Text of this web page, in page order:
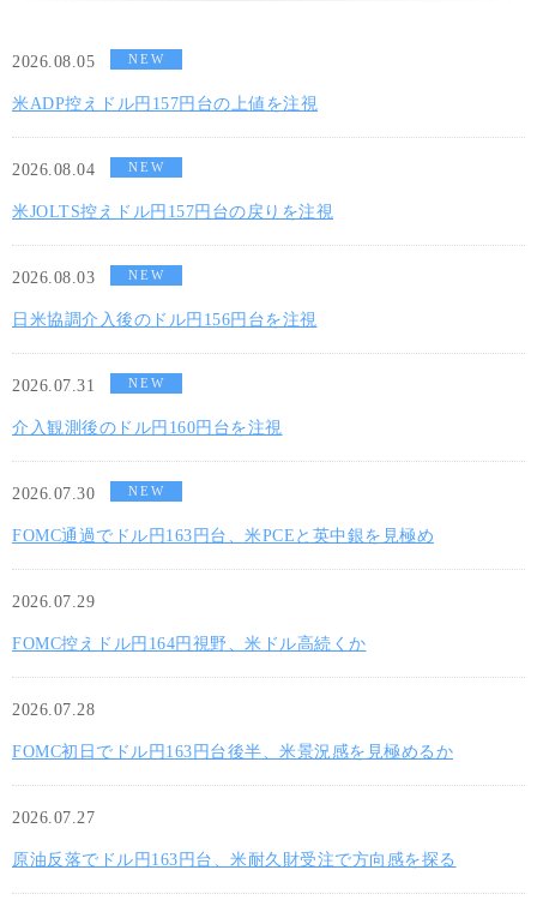
2026.08.05 NEW
米ADP控えドル円157円台の上値を注視
2026.08.04 NEW
米JOLTS控えドル円157円台の戻りを注視
2026.08.03 NEW
日米協調介入後のドル円156円台を注視
2026.07.31 NEW
介入観測後のドル円160円台を注視
2026.07.30 NEW
FOMC通過でドル円163円台、米PCEと英中銀を見極め
2026.07.29
FOMC控えドル円164円視野、米ドル高続くか
2026.07.28
FOMC初日でドル円163円台後半、米景況感を見極めるか
2026.07.27
原油反落でドル円163円台、米耐久財受注で方向感を探る